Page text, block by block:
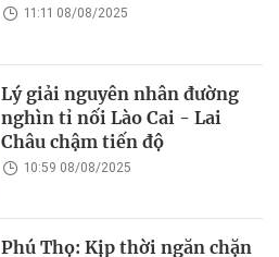
11:11 08/08/2025
Lý giải nguyên nhân đường
nghìn tỉ nối Lào Cai - Lai
Châu chậm tiến độ
10:59 08/08/2025
Phú Thọ: Kịp thời ngăn chặn